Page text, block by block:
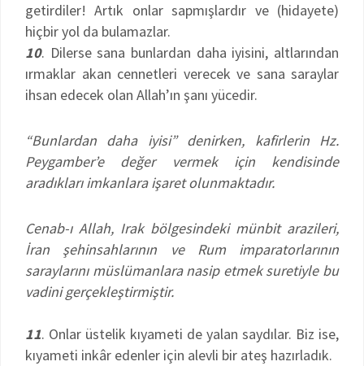
getirdiler! Artık onlar sapmışlardır ve (hidayete)
hiçbir yol da bulamazlar.
10. Dilerse sana bunlardan daha iyisini, altlarından
ırmaklar akan cennetleri verecek ve sana saraylar
ihsan edecek olan Allah’ın şanı yücedir.
“Bunlardan daha iyisi” denirken, kafirlerin Hz.
Peygamber’e değer vermek için kendisinde
aradıkları imkanlara işaret olunmaktadır.
Cenab-ı Allah, Irak bölgesindeki münbit arazileri,
İran şehinsahlarının ve Rum imparatorlarının
saraylarını müslümanlara nasip etmek suretiyle bu
vadini gerçekleştirmiştir.
11. Onlar üstelik kıyameti de yalan saydılar. Biz ise,
kıyameti inkâr edenler için alevli bir ateş hazırladık.